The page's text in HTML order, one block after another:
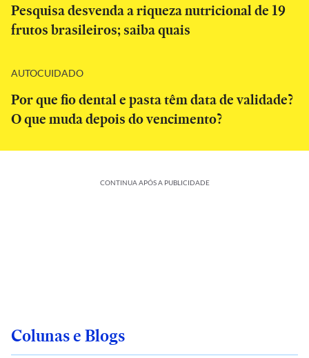
Pesquisa desvenda a riqueza nutricional de 19
frutos brasileiros; saiba quais
AUTOCUIDADO
Por que fio dental e pasta têm data de validade?
O que muda depois do vencimento?
CONTINUA APÓS A PUBLICIDADE
Colunas e Blogs